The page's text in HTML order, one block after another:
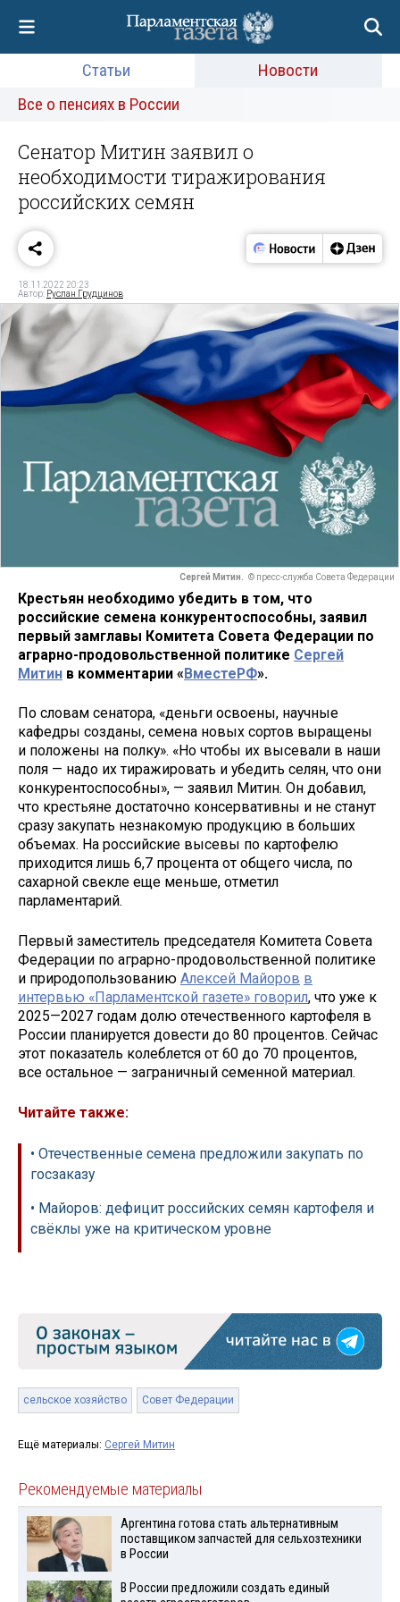
Статьи
Новости
Все о пенсиях в России
Сенатор Митин заявил о
необходимости тиражирования
российских семян
18.11.2022 20:23
Автор: Руслан Грудцинов
Сергей Митин. © пресс-служба Совета Федерации
Крестьян необходимо убедить в том, что
российские семена конкурентоспособны, заявил
первый замглавы Комитета Совета Федерации по
аграрно-продовольственной политике Сергей
Митин в комментарии «ВместеРФ».
По словам сенатора, «деньги освоены, научные
кафедры созданы, семена новых сортов выращены
и положены на полку». «Но чтобы их высевали в наши
поля — надо их тиражировать и убедить селян, что они
конкурентоспособны», — заявил Митин. Он добавил,
что крестьяне достаточно консервативны и не станут
сразу закупать незнакомую продукцию в больших
объемах. На российские высевы по картофелю
приходится лишь 6,7 процента от общего числа, по
сахарной свекле еще меньше, отметил
парламентарий.
Первый заместитель председателя Комитета Совета
Федерации по аграрно-продовольственной политике
и природопользованию Алексей Майоров в
интервью «Парламентской газете» говорил, что уже к
2025—2027 годам долю отечественного картофеля в
России планируется довести до 80 процентов. Сейчас
этот показатель колеблется от 60 до 70 процентов,
все остальное — заграничный семенной материал.
Читайте также:
• Отечественные семена предложили закупать по
госзаказу
• Майоров: дефицит российских семян картофеля и
свёклы уже на критическом уровне
сельское хозяйство Совет Федерации
Ещё материалы: Сергей Митин
Рекомендуемые материалы
Аргентина готова стать альтернативным
поставщиком запчастей для сельхозтехники
в России
В России предложили создать единый